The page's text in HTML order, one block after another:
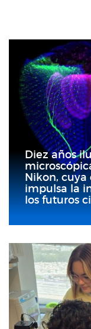
Diez años
Nikon, cuya
impulsa la
los futuros